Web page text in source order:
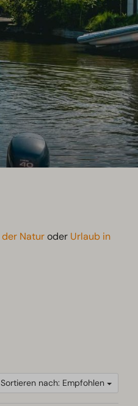
Naturoder Urlaub in
Sortieren nach: Empfohlen